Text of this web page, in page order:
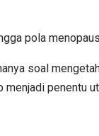
pola
soal
penentu